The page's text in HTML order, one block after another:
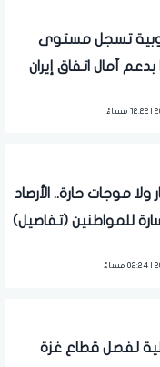
تسجل مستوى
بدعم آمال اتفاق إيران
موجات حارة.. الأرصاد
للمواطنين (تفاصيل)
لفصل قطاع غزة